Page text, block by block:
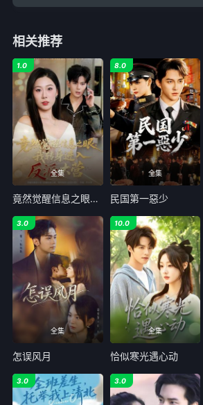
相关推荐
全集
1.0
竟然觉醒信息之眼，我转身进入反派大营
全集
8.0
民国第一惡少
全集
3.0
怎误风月
全集
10.0
恰似寒光遇心动
3.0 3.0